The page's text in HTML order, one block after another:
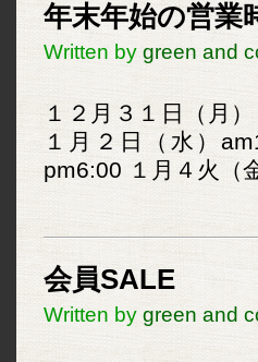
年末年始の営業
Written by green and
１２月３１日（月
１月２日（水）
pm6:00 １月４火（
会員SALE
Written by green and